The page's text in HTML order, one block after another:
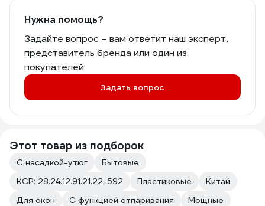
Нужна помощь?
Задайте вопрос – вам ответит наш эксперт,
представитель бренда или один из
покупателей
Задать вопрос
Этот товар из подборок
С насадкой-утюг
Бытовые
КСР: 28.24.12.91.21.22-592
Пластиковые
Китай
Для окон
С функцией отпаривания
Мощные